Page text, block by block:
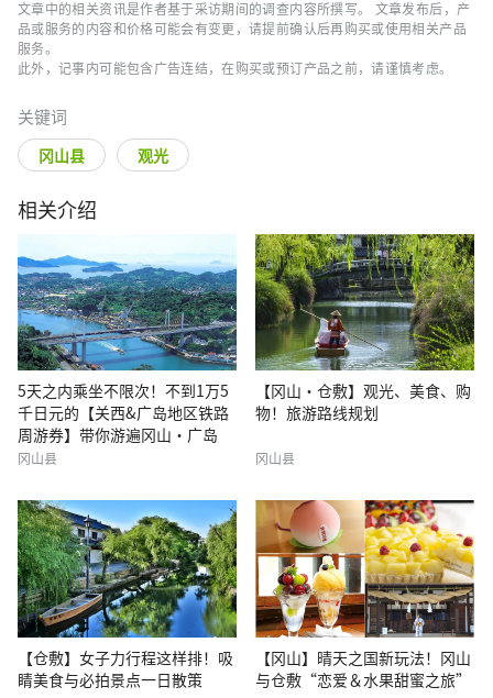
文章中的相关资讯是作者基于采访期间的调查内容所撰写。 文章发布后，产
品或服务的内容和价格可能会有变更，请提前确认后再购买或使用相关产品
服务。
此外，记事内可能包含广告连结，在购买或预订产品之前，请谨慎考虑。
关键词
冈山县 观光
相关介绍
5天之内乘坐不限次！不到1万5
千日元的【关西&广岛地区铁路
周游券】带你游遍冈山・广岛
冈山县
【冈山・仓敷】观光、美食、购
物！旅游路线规划
冈山县
【仓敷】女子力行程这样排！吸
睛美食与必拍景点一日散策
【冈山】晴天之国新玩法！冈山
与仓敷“恋爱＆水果甜蜜之旅”